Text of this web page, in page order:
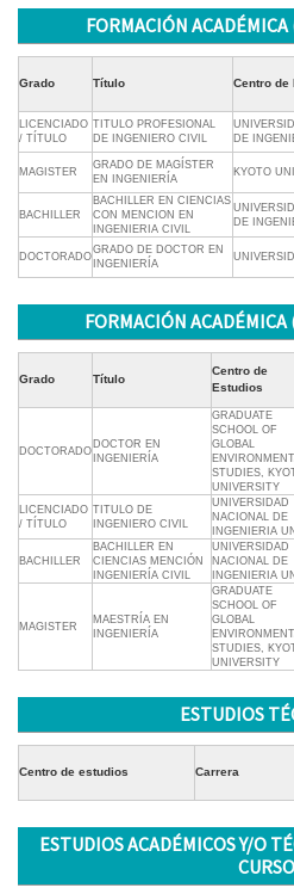
FORMACIÓN
Grado Título Centro de
LICENCIADO
/ TÍTULO
TITULO PROFESIONAL
DE INGENIERO CIVIL
DE
MAGISTER
GRADO DE MAGÍSTER
EN INGENIERÍA
KYOTO
BACHILLER
BACHILLER EN CIENCIAS
CON MENCION EN
INGENIERIA CIVIL
DE
DOCTORADO
GRADO DE DOCTOR EN
INGENIERÍA
FORMACIÓN
Grado Título
Centro de
Estudios
DOCTORADO
DOCTOR EN
INGENIERÍA
GRADUATE
SCHOOL OF
GLOBAL
STUDIES,
UNIVERSITY
LICENCIADO
/ TÍTULO
TITULO DE
INGENIERO CIVIL
UNIVERSIDAD
NACIONAL DE
INGENIERIA UNI
BACHILLER
BACHILLER EN
CIENCIAS MENCIÓN
INGENIERÍA CIVIL
UNIVERSIDAD
NACIONAL DE
INGENIERIA UNI
MAGISTER
MAESTRÍA EN
INGENIERÍA
GRADUATE
SCHOOL OF
GLOBAL
STUDIES,
UNIVERSITY
ESTUDIOS
Centro de estudios Carrera
ESTUDIOS ACADÉMICOS Y/O
CURSO